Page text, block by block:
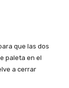
que las dos
paleta en el
a cerrar